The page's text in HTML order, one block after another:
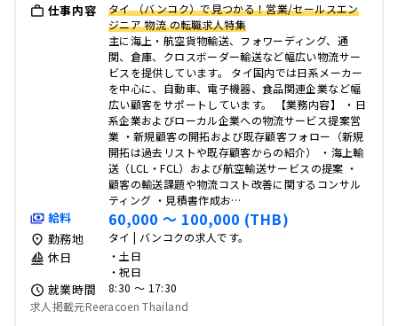
仕事内容
タイ （バンコク）で見つかる！営業/セールスエン
ジニア 物流 の転職求人特集
主に海上・航空貨物輸送、フォワーディング、通
関、倉庫、クロスボーダー輸送など幅広い物流サー
ビスを提供しています。 タイ国内では日系メーカー
を中心に、自動車、電子機器、食品関連企業など幅
広い顧客をサポートしています。 【業務内容】 ・日
系企業およびローカル企業への物流サービス提案営
業 ・新規顧客の開拓および既存顧客フォロー（新規
開拓は過去リストや既存顧客からの紹介） ・海上輸
送（LCL・FCL）および航空輸送サービスの提案 ・
顧客の輸送課題や物流コスト改善に関するコンサル
ティング ・見積書作成お…
給料 60,000 〜 100,000 (THB)
勤務地 タイ | バンコクの求人です。
休日
・土日
・祝日
就業時間
8:30 〜 17:30
求人掲載元Reeracoen Thailand